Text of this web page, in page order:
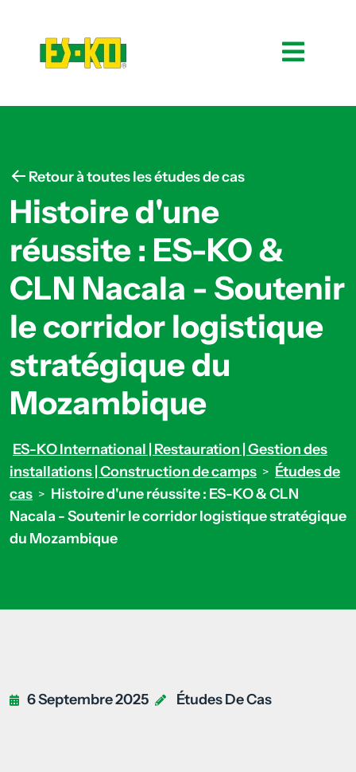
Retour à toutes les études de cas
Histoire d'une
réussite : ES-KO &
CLN Nacala - Soutenir
le corridor logistique
stratégique du
Mozambique
ES-KO International | Restauration | Gestion des
installations | Construction de camps > Études de
cas > Histoire d'une réussite : ES-KO & CLN
Nacala - Soutenir le corridor logistique stratégique
du Mozambique
6 Septembre 2025 Études De Cas